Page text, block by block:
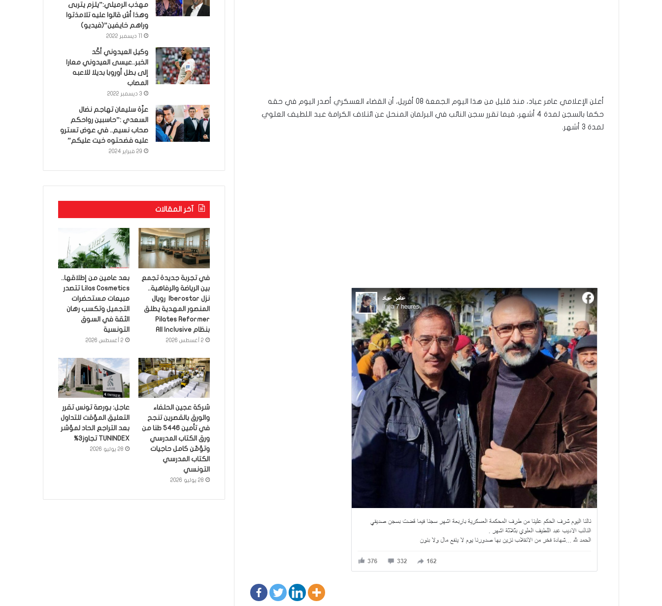
أعلن الإعلامي عامر عياد، منذ قليل من هذا اليوم الجمعة 08 أفريل، أن القضاء العسكري أصدر اليوم في حقه
حكما بالسجن لمدة 4 أشهر، فيما تقرر سجن النائب في البرلمان المنحل عن ائتلاف الكرامة عبد اللطيف العلوي
لمدة 3 أشهر.
مهذب الرميلي:”يلزم يتربى
وهذا أش قالوا عليه تلامذتوا
وراهم خايفين”(فيديو)
وكيل العيدوني أكّد
الخبر..عيسى العيدوني معارا
إلى بطل أوروبا بديلا للاعبه
المصاب
3 ديسمبر 2022
عزّة سليمان تهاجم نضال
السعدي :”حاسبين رواحكم
صحاب نسيم.. في عوض تسترو
عليه فضحتوه خيت عليكم”
29 فبراير 2024
آخر المقالات
في تجربة جديدة تجمع
بين الرياضة والرفاهية..
نزل Iberostar رويال
المنصور المهدية يطلق
Pilates Reformer
بنظام All Inclusive
2 أغسطس 2026
بعد عامين من إطلاقها..
Lilas Cosmetics تتصدر
مبيعات مستحضرات
التجميل وتكسب رهان
الثقة في السوق
التونسية
2 أغسطس 2026
شركة عجين الحلفاء
والورق بالقصرين تنجح
في تأمين 5446 طنا من
ورق الكتاب المدرسي
وتؤمّن كامل حاجيات
الكتاب المدرسي
التونسي
28 يوليو 2026
عاجل: بورصة تونس تقرر
التعليق المؤقت للتداول
بعد التراجع الحاد لمؤشر
TUNINDEX تجاوز3%
28 يوليو 2026